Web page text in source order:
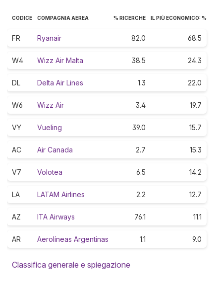
CODICE COMPAGNIA AEREA % RICERCHE IL PIÙ ECONOMICO: %
FR Ryanair 82.0 68.5
W4 Wizz Air Malta 38.5 24.3
DL Delta Air Lines 1.3 22.0
W6 Wizz Air 3.4 19.7
VY Vueling 39.0 15.7
AC Air Canada 2.7 15.3
V7 Volotea 6.5 14.2
LA LATAM Airlines 2.2 12.7
AZ ITA Airways 76.1 11.1
AR Aerolíneas Argentinas 1.1 9.0
Classifica generale e spiegazione